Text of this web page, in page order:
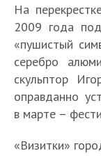
На
2009 года
«пушистый
серебро
скульптор
оправданно
в марте –
«Визитки»